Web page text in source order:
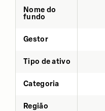
Nome do
fundo
Gestor
Tipo de ativo
Categoria
Região